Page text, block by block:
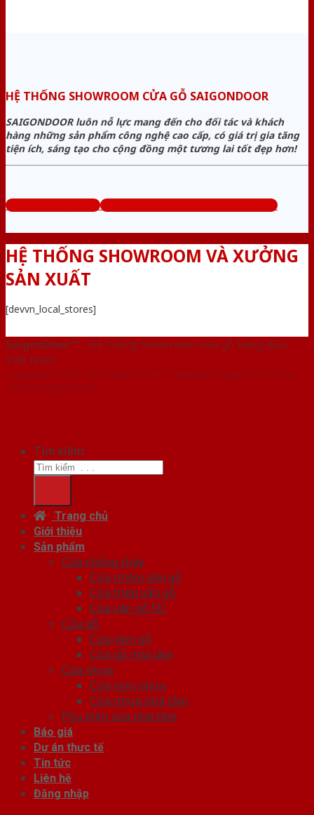
HỆ THỐNG SHOWROOM CỬA GỖ SAIGONDOOR
SAIGONDOOR luôn nỗ lực mang đến cho đối tác và khách
hàng những sản phẩm công nghệ cao cấp, có giá trị gia tăng
tiện ích, sáng tạo cho cộng đồng một tương lai tốt đẹp hơn!
www.bancuago.com Tổng đài tư vấn miễn phí: 0824.400.400
HỆ THỐNG SHOWROOM VÀ XƯỞNG
SẢN XUẤT
[devvn_local_stores]
SaigonDoor™ - Hệ thống Showroom cửa gỗ hàng đầu
Việt Nam
Copyright ⓒ 2016 – 2026 SaigonDoor™ - www.bancuago.com | Đơn vị
chủ quản SaigonDoor
Tìm kiếm:
Trang chủ
Giới thiệu
Sản phẩm
Cửa chống cháy
Cửa nhôm vân gỗ
Cửa thép vân gỗ
Cửa vân gỗ 5D
Cửa gỗ
Cửa vòm gỗ
Cửa gỗ nhà tắm
Cửa nhựa
Cửa vòm nhựa
Cửa nhựa nhà tắm
Phụ kiện cửa nhà tắm
Báo giá
Dự án thực tế
Tin tức
Liên hệ
Đăng nhập